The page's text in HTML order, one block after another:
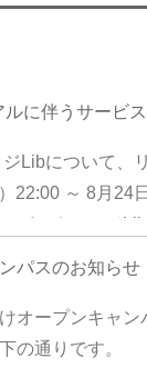
に伴うサービ
Libについて
22:00 ～ 8月24
ジLib、セレ
況により、サ
。 ご不便をお
パスのお知らせ
オープンキャ
館は以下